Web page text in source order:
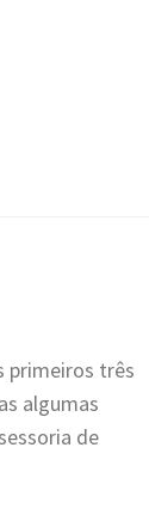
primeiros três
algumas
de